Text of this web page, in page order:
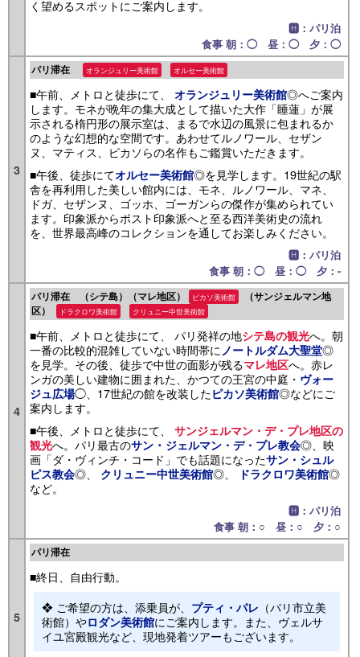
く望めるスポットにご案内します。
🅷：パリ泊
食事 朝：◯ 昼：◯ 夕：◯
3
パリ滞在 オランジュリー美術館 オルセー美術館
■午前、メトロと徒歩にて、 オランジュリー美術館◎へご案内
します。モネが晩年の集大成として描いた大作「睡蓮」が展
示される楕円形の展示室は、まるで水辺の風景に包まれるか
のような幻想的な空間です。あわせてルノワール、セザン
ヌ、マティス、ピカソらの名作もご鑑賞いただきます。
■午後、徒歩にてオルセー美術館◎を見学します。19世紀の駅
舎を再利用した美しい館内には、モネ、ルノワール、マネ、
ドガ、セザンヌ、ゴッホ、ゴーガンらの傑作が集められてい
ます。印象派からポスト印象派へと至る西洋美術史の流れ
を、世界最高峰のコレクションを通してお楽しみください。
🅷：パリ泊
食事 朝：◯ 昼：◯ 夕：-
4
パリ滞在 （シテ島）（マレ地区） ピカソ美術館
（サンジェルマン地
区）
ドラクロワ美術館 クリュニー中世美術館
■午前、メトロと徒歩にて、 パリ発祥の地シテ島の観光へ。朝
一番の比較的混雑していない時間帯に ノートルダム大聖堂◎
を見学。その後、徒歩で中世の面影が残るマレ地区へ。赤レ
ンガの美しい建物に囲まれた、かつての王宮の中庭・ ヴォー
ジュ広場◯、17世紀の館を改装したピカソ美術館◎などにご
案内します。
■午後、メトロと徒歩にて、 サンジェルマン・デ・プレ地区の
観光へ。パリ最古のサン ･ ジェルマン・デ・プレ教会◎、映
画「ダ・ヴィンチ・コード」でも話題になったサン・シュル
ピス教会◎、 クリュニー中世美術館◎、 ドラクロワ美術館◎
など。
🅷：パリ泊
食事 朝：○ 昼：○ 夕：○
5
パリ滞在
■終日、自由行動。
❖ ご希望の方は、添乗員が、 プティ・パレ （パリ市立美
術館）やロダン美術館にご案内します。また、ヴェルサ
イユ宮殿観光など、現地発着ツアーもございます。